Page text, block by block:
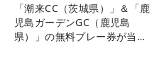
「潮来CC（茨城県）」＆「鹿
児島ガーデンGC（鹿児島
県）」の無料プレー券が当た